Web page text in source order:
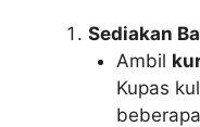
Sediakan
Ambil
Kupas